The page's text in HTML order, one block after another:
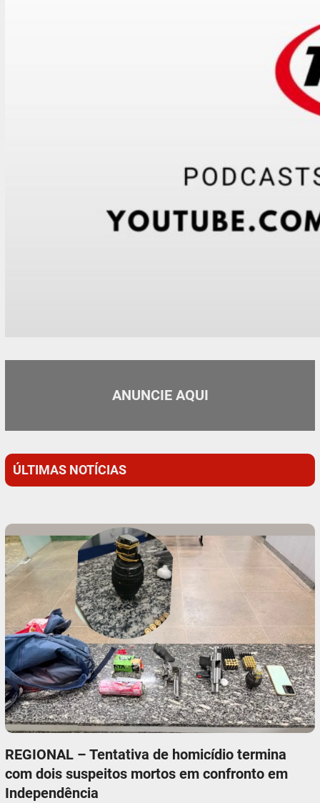
ANUNCIE AQUI
ÚLTIMAS NOTÍCIAS
REGIONAL – Tentativa de homicídio termina
com dois suspeitos mortos em confronto em
Independência